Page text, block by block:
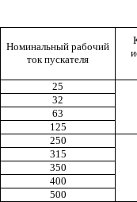
Номинальный рабочий
ток пускателя
25
32
63
125
250
315
350
400
500